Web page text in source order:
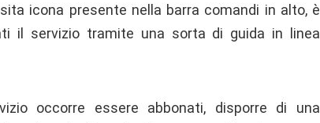
icona presente nella barra comandi in alto, è
il servizio tramite una sorta di guida in linea
occorre essere abbonati, disporre di una